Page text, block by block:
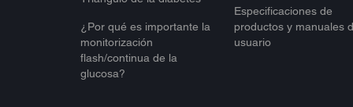
¿Por qué es importante la
monitorización
flash/continua de la
glucosa?
Especificaciones de
productos y manuales
usuario